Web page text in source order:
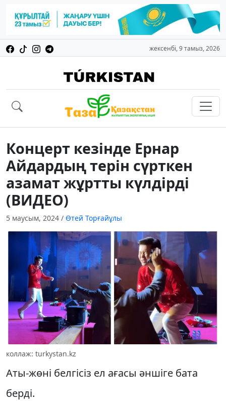
жексенбі, 9 тамыз, 2026
Концерт кезінде Ернар
Айдардың терін сүрткен
азамат жұртты күлдірді
(ВИДЕО)
5 маусым, 2024 / Өтей Торғайұлы
коллаж: turkystan.kz
Аты-жөні белгісіз ел ағасы әншіге бата
берді.